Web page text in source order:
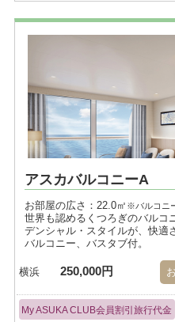
アスカバルコニーA
お部屋の広さ：22.0㎡ ※バルコニ
世界も認めるくつろぎのバルコ
デンシャル・スタイルが、快適
バルコニー、バスタブ付。
横浜 250,000円
My ASUKA CLUB会員割引旅行代金